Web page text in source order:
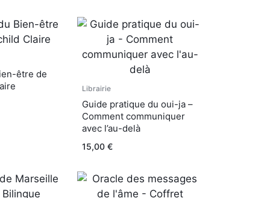
être de
Librairie
Guide pratique du oui-ja –
Comment communiquer
avec l’au-delà
15,00 €